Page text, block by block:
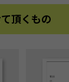
頂くもの